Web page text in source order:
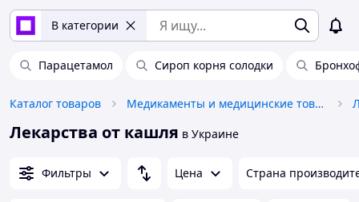
В категории
Парацетамол Сироп корня солодки
Каталог товаров Медикаменты и медицинские товары
Лекарства от кашля в Украине
Фильтры Цена Страна